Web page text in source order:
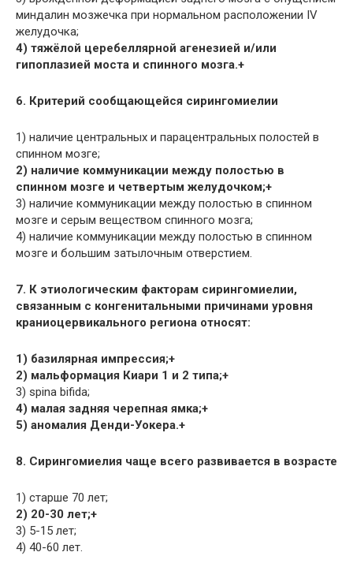
миндалин мозжечка при нормальном расположении IV
желудочка;
4) тяжёлой церебеллярной агенезией и/или
гипоплазией моста и спинного мозга.+
6. Критерий сообщающейся сирингомиелии
1) наличие центральных и парацентральных полостей в
спинном мозге;
2) наличие коммуникации между полостью в
спинном мозге и четвертым желудочком;+
3) наличие коммуникации между полостью в спинном
мозге и серым веществом спинного мозга;
4) наличие коммуникации между полостью в спинном
мозге и большим затылочным отверстием.
7. К этиологическим факторам сирингомиелии,
связанным с конгенитальными причинами уровня
краниоцервикального региона относят:
1) базилярная импрессия;+
2) мальформация Киари 1 и 2 типа;+
3) spina bifida;
4) малая задняя черепная ямка;+
5) аномалия Денди-Уокера.+
8. Сирингомиелия чаще всего развивается в возрасте
1) старше 70 лет;
2) 20-30 лет;+
3) 5-15 лет;
4) 40-60 лет.